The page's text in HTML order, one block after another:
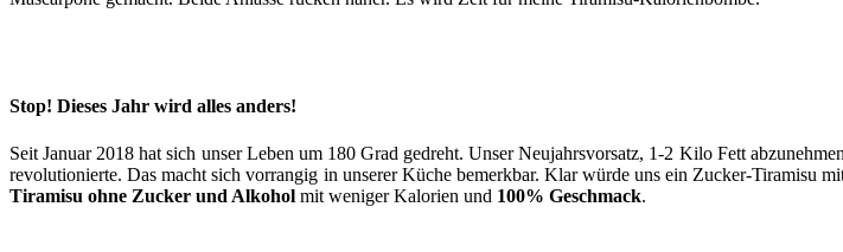
Stop! Dieses Jahr wird alles anders!
Seit Januar 2018 hat sich unser Leben um 180 Grad gedreht. Unser Neujahrsvorsatz, 1-2 Kilo Fett
revolutionierte. Das macht sich vorrangig in unserer Küche bemerkbar. Klar würde uns ein Zucker-Tiramisu
Tiramisu ohne Zucker und Alkohol mit weniger Kalorien und 100% Geschmack.